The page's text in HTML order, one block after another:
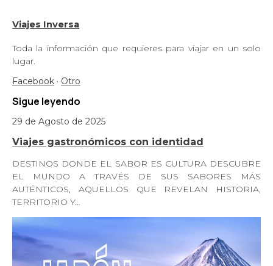
Viajes Inversa
Toda la información que requieres para viajar en un solo
lugar.
Facebook · Otro
Sigue leyendo
29 de Agosto de 2025
Viajes gastronómicos con identidad
DESTINOS DONDE EL SABOR ES CULTURA DESCUBRE
EL MUNDO A TRAVÉS DE SUS SABORES MÁS
AUTÉNTICOS, AQUELLOS QUE REVELAN HISTORIA,
TERRITORIO Y…